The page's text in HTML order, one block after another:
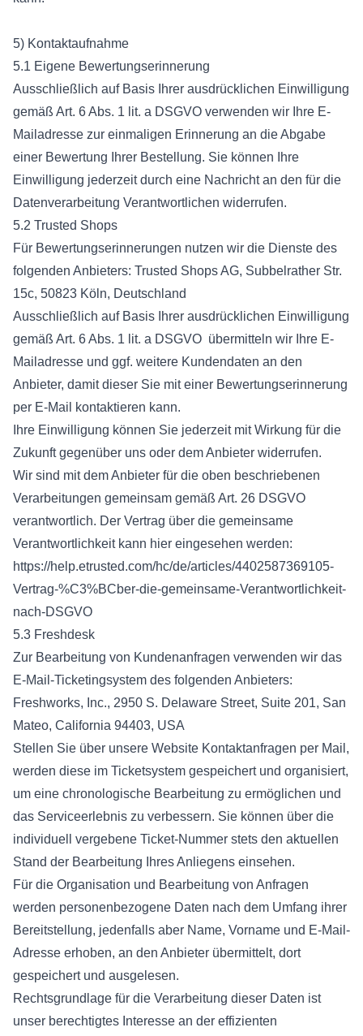
5) Kontaktaufnahme
5.1 Eigene Bewertungserinnerung
Ausschließlich auf Basis Ihrer ausdrücklichen Einwilligung
gemäß Art. 6 Abs. 1 lit. a DSGVO verwenden wir Ihre E-
Mailadresse zur einmaligen Erinnerung an die Abgabe
einer Bewertung Ihrer Bestellung. Sie können Ihre
Einwilligung jederzeit durch eine Nachricht an den für die
Datenverarbeitung Verantwortlichen widerrufen.
5.2 Trusted Shops
Für Bewertungserinnerungen nutzen wir die Dienste des
folgenden Anbieters: Trusted Shops AG, Subbelrather Str.
15c, 50823 Köln, Deutschland
Ausschließlich auf Basis Ihrer ausdrücklichen Einwilligung
gemäß Art. 6 Abs. 1 lit. a DSGVO übermitteln wir Ihre E-
Mailadresse und ggf. weitere Kundendaten an den
Anbieter, damit dieser Sie mit einer Bewertungserinnerung
per E-Mail kontaktieren kann.
Ihre Einwilligung können Sie jederzeit mit Wirkung für die
Zukunft gegenüber uns oder dem Anbieter widerrufen.
Wir sind mit dem Anbieter für die oben beschriebenen
Verarbeitungen gemeinsam gemäß Art. 26 DSGVO
verantwortlich. Der Vertrag über die gemeinsame
Verantwortlichkeit kann hier eingesehen werden:
https://help.etrusted.com/hc/de/articles/4402587369105-
Vertrag-%C3%BCber-die-gemeinsame-Verantwortlichkeit-
nach-DSGVO
5.3 Freshdesk
Zur Bearbeitung von Kundenanfragen verwenden wir das
E-Mail-Ticketingsystem des folgenden Anbieters:
Freshworks, Inc., 2950 S. Delaware Street, Suite 201, San
Mateo, California 94403, USA
Stellen Sie über unsere Website Kontaktanfragen per Mail,
werden diese im Ticketsystem gespeichert und organisiert,
um eine chronologische Bearbeitung zu ermöglichen und
das Serviceerlebnis zu verbessern. Sie können über die
individuell vergebene Ticket-Nummer stets den aktuellen
Stand der Bearbeitung Ihres Anliegens einsehen.
Für die Organisation und Bearbeitung von Anfragen
werden personenbezogene Daten nach dem Umfang ihrer
Bereitstellung, jedenfalls aber Name, Vorname und E-Mail-
Adresse erhoben, an den Anbieter übermittelt, dort
gespeichert und ausgelesen.
Rechtsgrundlage für die Verarbeitung dieser Daten ist
unser berechtigtes Interesse an der effizienten